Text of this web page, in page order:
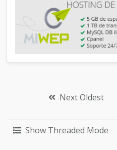
Next Oldest
Show Threaded Mode